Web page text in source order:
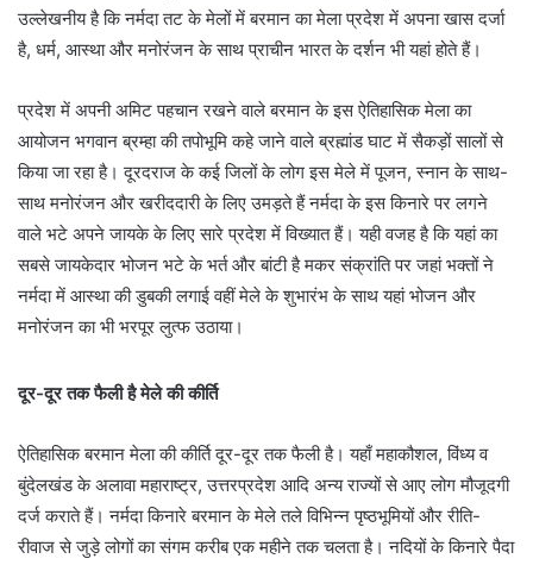
उल्लेखनीय है कि नर्मदा तट के मेलों में बरमान का मेला प्रदेश में अपना खास दर्जा
है, धर्म, आस्था और मनोरंजन के साथ प्राचीन भारत के दर्शन भी यहां होते हैं।
प्रदेश में अपनी अमिट पहचान रखने वाले बरमान के इस ऐतिहासिक मेला का
आयोजन भगवान ब्रम्हा की तपोभूमि कहे जाने वाले ब्रह्मांड घाट में सैकड़ों सालों से
किया जा रहा है। दूरदराज के कई जिलों के लोग इस मेले में पूजन, स्नान के साथ-
साथ मनोरंजन और खरीददारी के लिए उमड़ते हैं नर्मदा के इस किनारे पर लगने
वाले भटे अपने जायके के लिए सारे प्रदेश में विख्यात हैं। यही वजह है कि यहां का
सबसे जायकेदार भोजन भटे के भर्त और बांटी है मकर संक्रांति पर जहां भक्तों ने
नर्मदा में आस्था की डुबकी लगाई वहीं मेले के शुभारंभ के साथ यहां भोजन और
मनोरंजन का भी भरपूर लुत्फ उठाया।
दूर-दूर तक फैली है मेले की कीर्ति
ऐतिहासिक बरमान मेला की कीर्ति दूर-दूर तक फैली है। यहाँ महाकौशल, विंध्य व
बुंदेलखंड के अलावा महाराष्ट्र, उत्तरप्रदेश आदि अन्य राज्यों से आए लोग मौजूदगी
दर्ज कराते हैं। नर्मदा किनारे बरमान के मेले तले विभिन्न पृष्ठभूमियों और रीति-
रीवाज से जुड़े लोगों का संगम करीब एक महीने तक चलता है। नदियों के किनारे पैदा